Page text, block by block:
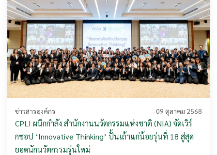
ข่าวสารองค์กร 09 ตุลาคม 2568
CPLI ผนึกกำลัง สำนักงานนวัตกรรมแห่งชาติ (NIA) จัดเวิร์
กชอป ‘Innovative Thinking’ ปั้นเถ้าแก่น้อยรุ่นที่ 18 สู่สุด
ยอดนักนวัตกรรมรุ่นใหม่